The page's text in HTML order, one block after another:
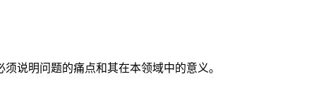
说明问题的痛点和其在本领域中的意义。